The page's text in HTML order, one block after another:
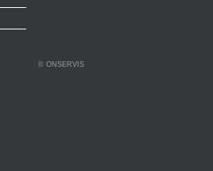
© ONSERVIS